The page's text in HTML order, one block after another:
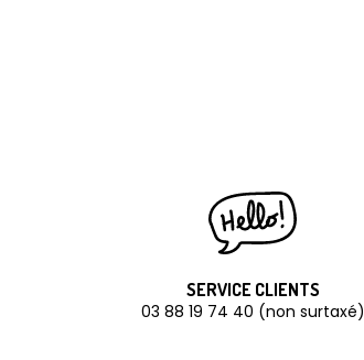
SERVICE CLIENTS
03 88 19 74 40 (non surtaxé)